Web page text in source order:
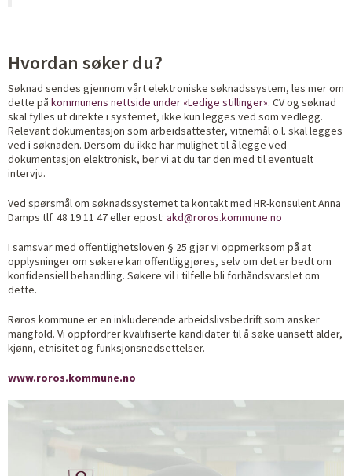
Hvordan søker du?
Søknad sendes gjennom vårt elektroniske søknadssystem, les mer om
dette på kommunens nettside under «Ledige stillinger». CV og søknad
skal fylles ut direkte i systemet, ikke kun legges ved som vedlegg.
Relevant dokumentasjon som arbeidsattester, vitnemål o.l. skal legges
ved i søknaden. Dersom du ikke har mulighet til å legge ved
dokumentasjon elektronisk, ber vi at du tar den med til eventuelt
intervju.
Ved spørsmål om søknadssystemet ta kontakt med HR-konsulent Anna
Damps tlf. 48 19 11 47 eller epost: akd@roros.kommune.no
I samsvar med offentlighetsloven § 25 gjør vi oppmerksom på at
opplysninger om søkere kan offentliggjøres, selv om det er bedt om
konfidensiell behandling. Søkere vil i tilfelle bli forhåndsvarslet om
dette.
Røros kommune er en inkluderende arbeidslivsbedrift som ønsker
mangfold. Vi oppfordrer kvalifiserte kandidater til å søke uansett alder,
kjønn, etnisitet og funksjonsnedsettelser.
www.roros.kommune.no